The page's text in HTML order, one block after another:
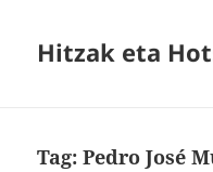
Hitzak eta
Tag:Pedro José